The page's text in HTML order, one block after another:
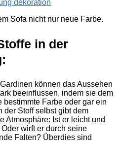
Sofa nicht nur neue Farbe.
in der
können das Aussehen
beeinflussen, indem sie dem
Farbe oder gar ein
der Stoff selbst gibt dem
Atmosphäre: Ist er leicht und
wirft er durch seine
Falten? Überdies sind